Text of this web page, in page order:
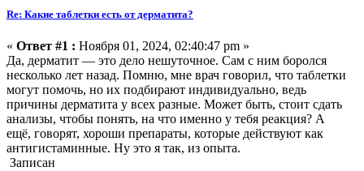
Re: Какие таблетки есть от дерматита?
« Ответ #1 : Ноября 01, 2024, 02:40:47 pm »
Да, дерматит — это дело нешуточное. Сам с ним боролся
несколько лет назад. Помню, мне врач говорил, что таблетки
могут помочь, но их подбирают индивидуально, ведь
причины дерматита у всех разные. Может быть, стоит сдать
анализы, чтобы понять, на что именно у тебя реакция? А
ещё, говорят, хороши препараты, которые действуют как
антигистаминные. Ну это я так, из опыта.
Записан